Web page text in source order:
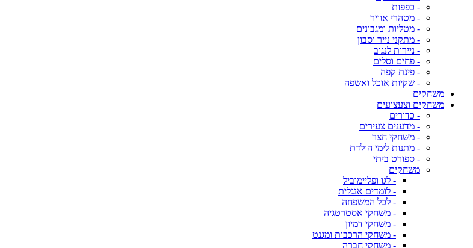
- כפפות
- מטהרי אוויר
- מטליות ומגבונים
- מתקני נייר וסבון
- ניירות לנגוב
- פחים וסלים
- פינת קפה
- שקיות אוכל ואשפה
משחקים
משחקים וצעצועים
- כדורים
- מדענים צעירים
- משחקי חצר
- מתנות לימי הולדת
- ספורט ביתי
משחקים
- לגו ופליימוביל
- לומדים אנגלית
- לכל המשפחה
- משחקי אסטרטגיה
- משחקי דמיון
- משחקי הרכבות ומגנט
- משחקי חברה